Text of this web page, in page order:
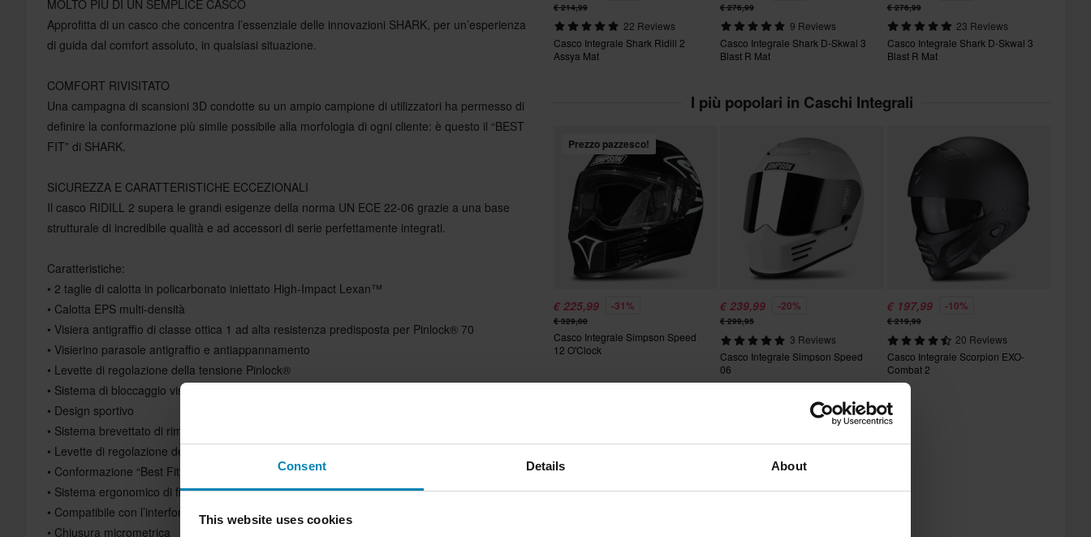
Consent Details About
This website uses cookies
MOLTO PIÙ DI UN SEMPLICE CASCO
Approfitta di un casco che concentra l’essenziale delle innovazioni SHARK, per un’esperienza
di guida dal comfort assoluto, in qualsiasi situazione.
COMFORT RIVISITATO
Una campagna di scansioni 3D condotte su un ampio campione di utilizzatori ha permesso di
definire la conformazione più simile possibile alla morfologia di ogni cliente: è questo il “BEST
FIT” di SHARK.
SICUREZZA E CARATTERISTICHE ECCEZIONALI
Il casco RIDILL 2 supera le grandi esigenze della norma UN ECE 22-06 grazie a una base
strutturale di incredibile qualità e ad accessori di serie perfettamente integrati.
Caratteristiche:
• 2 taglie di calotta in policarbonato iniettato High-Impact Lexan™
• Calotta EPS multi-densità
• Visiera antigraffio di classe ottica 1 ad alta resistenza predisposta per Pinlock® 70
• Visierino parasole antigraffio e antiappannamento
• Levette di regolazione della tensione Pinlock®
• Sistema di bloccaggio visiera con posizione di ingresso “filo d’aria”
• Design sportivo
• Sistema brevettato di rimozione rapida della visiera senza attrezzi
• Levette di regolazione della tensione Pinlock®
• Conformazione “Best Fit” firmata Shark
• Sistema ergonomico di fissaggio dei tessuti brevettato
• Compatibile con l’interfono
• Chiusura micrometrica
€ 214,99
22 Reviews
Casco Integrale Shark Ridill 2
Assya Mat
€ 276,99
9 Reviews
Casco Integrale Shark D-Skwal 3
Blast R Mat
€ 276,99
23 Reviews
Casco Integrale Shark D-Skwal 3
Blast R Mat
I più popolari in Caschi Integrali
Prezzo pazzesco!
€ 225,99 -31%
€ 329,00
Casco Integrale Simpson Speed
12 O'Clock
€ 239,99 -20%
€ 299,95
3 Reviews
Casco Integrale Simpson Speed
06
€ 197,99 -10%
€ 219,99
20 Reviews
Casco Integrale Scorpion EXO-
Combat 2